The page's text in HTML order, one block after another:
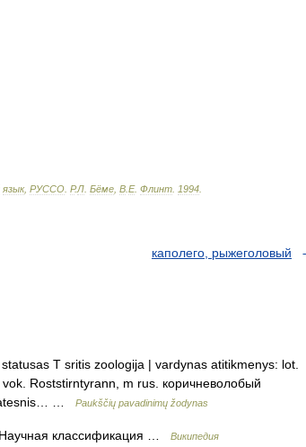
язык, РУССО Р.Л Бёме В Е. Флинт 1994
каполего, рыжеголовый
T sritis zoologija | vardynas atitikmenys: lot.
Roststirntyrann, m rus. коричневолобый
…
Paukščių pavadinimų žodynas
классификация … Википедия